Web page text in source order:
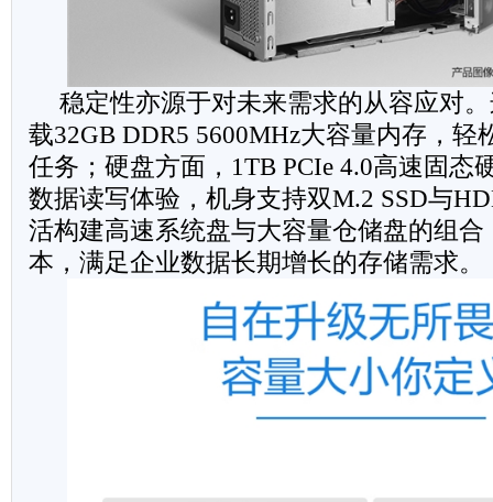
稳定性亦源于对未来需求的从容应对
载32GB DDR5 5600MHz大容量内存，轻
任务；硬盘方面，1TB PCIe 4.0高速固态
数据读写体验，机身支持双M.2 SSD与
活构建高速系统盘与大容量仓储盘的组
本，满足企业数据长期增长的存储需求。